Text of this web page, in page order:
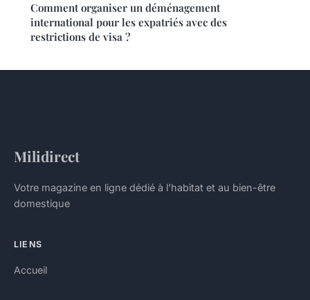
Comment organiser un déménagement
international pour les expatriés avec des
restrictions de visa ?
Milidirect
Votre magazine en ligne dédié à l'habitat et au bien-être
domestique
LIENS
Accueil